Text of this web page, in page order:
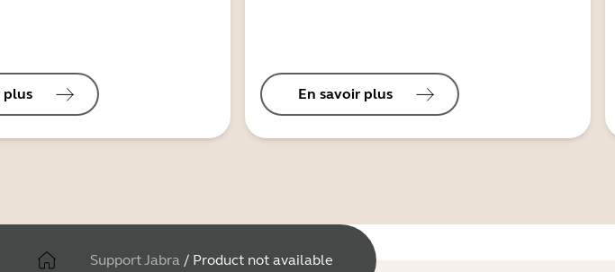
plus En savoir plus
Support Jabra / Product not available